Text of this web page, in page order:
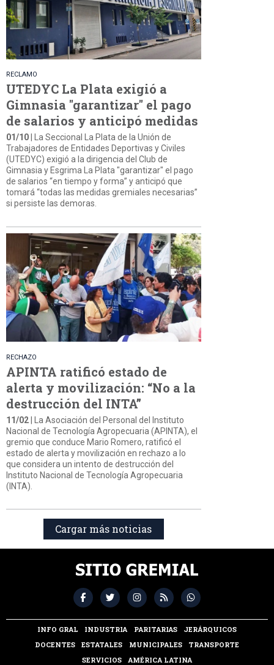
RECLAMO
UTEDYC La Plata exigió a
Gimnasia "garantizar" el pago
de salarios y anticipó medidas
01/10 | La Seccional La Plata de la Unión de
Trabajadores de Entidades Deportivas y Civiles
(UTEDYC) exigió a la dirigencia del Club de
Gimnasia y Esgrima La Plata "garantizar" el pago
de salarios “en tiempo y forma” y anticipó que
tomará “todas las medidas gremiales necesarias”
si persiste las demoras.
RECHAZO
APINTA ratificó estado de
alerta y movilización: “No a la
destrucción del INTA”
11/02 | La Asociación del Personal del Instituto
Nacional de Tecnología Agropecuaria (APINTA), el
gremio que conduce Mario Romero, ratificó el
estado de alerta y movilización en rechazo a lo
que considera un intento de destrucción del
Instituto Nacional de Tecnología Agropecuaria
(INTA).
Cargar más noticias
INFO GRAL INDUSTRIA PARITARIAS
JERÁRQUICOS
DOCENTES
ESTATALES MUNICIPALES
TRANSPORTE
SERVICIOS
AMÉRICA LATINA